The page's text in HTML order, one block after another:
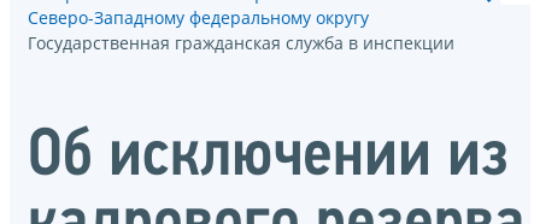
Северо-Западному федеральному округу
Государственная гражданская служба в инспекции
Об исключении из